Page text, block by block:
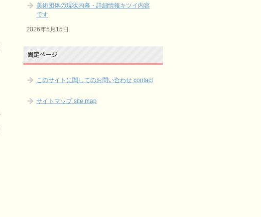
美術団体の現状内幕・詳細情報キツイ内容
です
2026年5月15日
固定ページ
このサイトに関してのお問い合わせ contact
サイトマップ site map